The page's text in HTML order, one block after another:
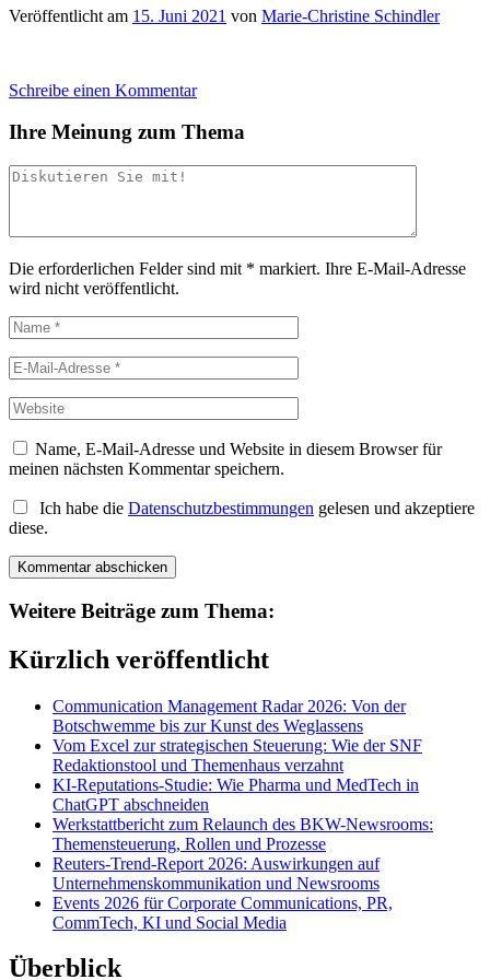
Veröffentlicht am 15. Juni 2021 von Marie-Christine Schindler
Schreibe einen Kommentar
Ihre Meinung zum Thema
Die erforderlichen Felder sind mit * markiert. Ihre E-Mail-Adresse
wird nicht veröffentlicht.
Name, E-Mail-Adresse und Website in diesem Browser für
meinen nächsten Kommentar speichern.
Ich habe die Datenschutzbestimmungen gelesen und akzeptiere
diese.
Weitere Beiträge zum Thema:
Kürzlich veröffentlicht
Communication Management Radar 2026: Von der
Botschwemme bis zur Kunst des Weglassens
Vom Excel zur strategischen Steuerung: Wie der SNF
Redaktionstool und Themenhaus verzahnt
KI-Reputations-Studie: Wie Pharma und MedTech in
ChatGPT abschneiden
Werkstattbericht zum Relaunch des BKW-Newsrooms:
Themensteuerung, Rollen und Prozesse
Reuters-Trend-Report 2026: Auswirkungen auf
Unternehmenskommunikation und Newsrooms
Events 2026 für Corporate Communications, PR,
CommTech, KI und Social Media
Überblick